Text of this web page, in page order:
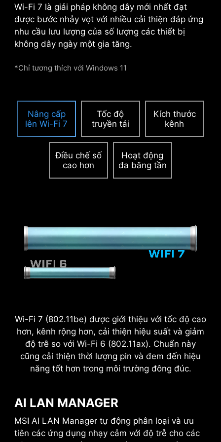
Wi-Fi 7 là giải pháp không dây mới nhất đạt
được bước nhảy vọt với nhiều cải thiện đáp ứng
nhu cầu lưu lượng của số lượng các thiết bị
không dây ngày một gia tăng.
*Chỉ tương thích với Windows 11
Nâng cấp
lên Wi-Fi 7
Tốc độ
truyền tải
Kích thước
kênh
Điều chế số
cao hơn
Hoạt động
đa băng tần
Wi-Fi 7 (802.11be) được giới thiệu với tốc độ cao
hơn, kênh rộng hơn, cải thiện hiệu suất và giảm
độ trễ so với Wi-Fi 6 (802.11ax). Chuẩn này
cũng cải thiện thời lượng pin và đem đến hiệu
năng tốt hơn trong môi trường đông đúc.
AI LAN MANAGER
MSI AI LAN Manager tự động phân loại và ưu
tiên các ứng dụng nhạy cảm với độ trễ cho các
trong điện toán AI và chơi game, đảm bảo hiệu
suất ổn định, hiệu quả và bền vững. Tìm hiểu
thêm về khả năng tương thích của thùng máy.
2.5x
Power Excursion
DAISY CHAIN
EXTERNAL
STORAGE / DOCKS